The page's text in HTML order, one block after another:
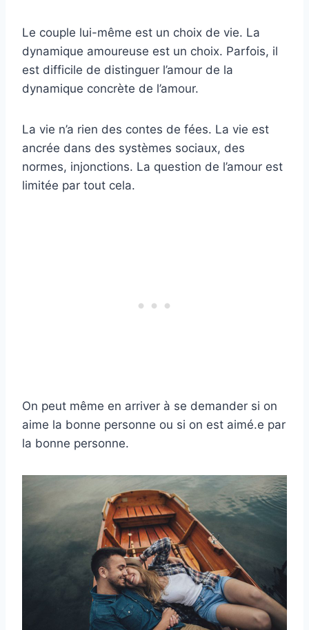
Le couple lui-même est un choix de vie. La
dynamique amoureuse est un choix. Parfois, il
est difficile de distinguer l’amour de la
dynamique concrète de l’amour.
La vie n’a rien des contes de fées. La vie est
ancrée dans des systèmes sociaux, des
normes, injonctions. La question de l’amour est
limitée par tout cela.
On peut même en arriver à se demander si on
aime la bonne personne ou si on est aimé.e par
la bonne personne.